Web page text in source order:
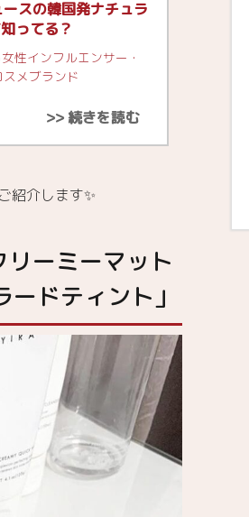
スの韓国発ナチュラ
ってる？
性インフルエンサー・
メブランド
紹介します✨
ーミーマット
ドティント」